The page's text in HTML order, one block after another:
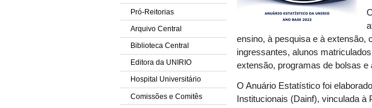
Pró-Reitorias
Arquivo Central
Biblioteca Central
Editora da UNIRIO
Hospital Universitário
Comissões e Comitês
ensino, à pesquisa e à extensão,
ingressantes, alunos
extensão, programas de bolsas
O Anuário Estatístico foi
Institucionais (Dainf), vinculada